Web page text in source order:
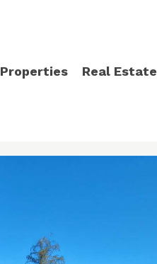
Properties Real Estate